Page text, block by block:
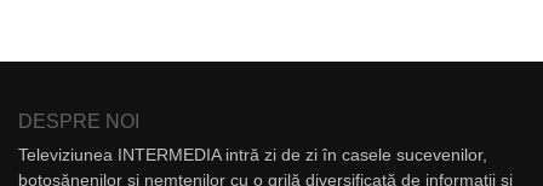
DESPRE NOI
Televiziunea INTERMEDIA intră zi de zi în casele sucevenilor,
botoșănenilor și nemțenilor cu o grilă diversificată de informații și